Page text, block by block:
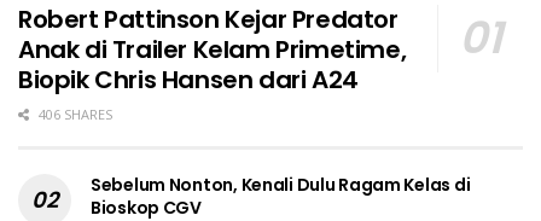
Robert Pattinson Kejar Predator
Anak di Trailer Kelam Primetime,
Biopik Chris Hansen dari A24
406 SHARES
Sebelum Nonton, Kenali Dulu Ragam Kelas di
Bioskop CGV